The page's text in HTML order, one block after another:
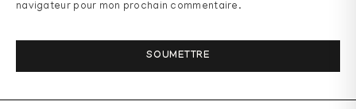
navigateur pour mon prochain commentaire.